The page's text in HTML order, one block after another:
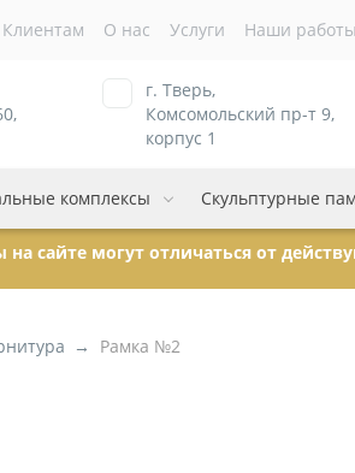
Клиентам О нас Услуги Наши работы
г. Тверь,
Комсомольский пр-т 9,
корпус 1
комплексы Скульптурные
на сайте могут отличаться от
Рамка №2